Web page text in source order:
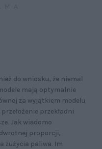
do wniosku, że niemal
mają optymalnie
za wyjątkiem modelu
przekładni
Jak wiadomo
proporcji,
zużycia paliwa. Im